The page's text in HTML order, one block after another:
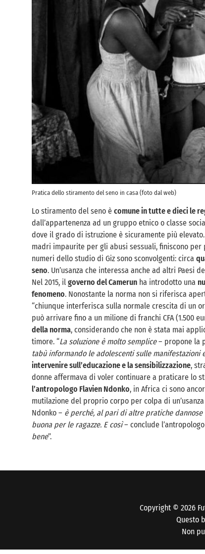
Pratica dello stiramento del seno in casa (foto dal web)
Lo stiramento del seno è comune in tutte e dieci le
dall’appartenenza ad un gruppo etnico o classe
dove il grado di istruzione è sicuramente più
madri impaurite per gli abusi sessuali, finiscono
numeri dello studio di Giz sono sconvolgenti: circa
seno. Un’usanza che interessa anche ad altri Paesi
Nel 2015, il governo del Camerun ha introdotto una
fenomeno. Nonostante la norma non si riferisca
“chiunque interferisca sulla normale crescita di un
può arrivare fino a un milione di franchi CFA (1.500
della norma, considerando che non è stata mai
timore. “La soluzione è molto semplice– propone la
tabù informando le adolescenti sulle manifestazioni
intervenire sull’educazione e la sensibilizzazione,
donne affermava di voler continuare a praticare lo
l’antropologo Flavien Ndonko, in Africa ci sono
mutilazione del proprio corpo per colpa di
Ndonko – è perché, al pari di altre pratiche
buona per le ragazze. E così– conclude
bene”.
Copyright © 2026
Questo
Non